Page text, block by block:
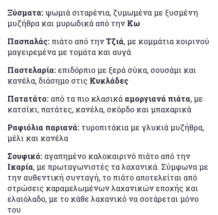
Ξύσματα:ψωμιά σιταρένια, ζυμωμένα με ξυσμένη
μυζήθρα και μυρωδικά από την Κω
Πασπαλάς: πιάτο από τηνΤζιά, με κομμάτια χοιρινού
μαγειρεμένα με τομάτα και αυγά
Παστελαρία: επιδόρπιο με ξερά σύκα, σουσάμι και
κανέλα, διάσημο στις Κυκλάδες
Πατατάτο: από τα πιο κλασικά αμοργιανά πιάτα, με
κατσίκι, πατάτες, κανέλα, σκόρδο και μπαχαρικά
Ραφιόλια παριανά: τυροπιτάκια με γλυκιά μυζήθρα,
μέλι και κανέλα
Σουφικό: αγαπημένο καλοκαιρινό πιάτο από την
Ικαρία, με πρωταγωνιστές τα λαχανικά. Σύμφωνα με
την αυθεντική συνταγή, το πιάτο αποτελείται από
στρώσεις καραμελωμένων λαχανικών εποχής και
ελαιόλαδο, με το κάθε λαχανικό να σοτάρεται μόνο
του